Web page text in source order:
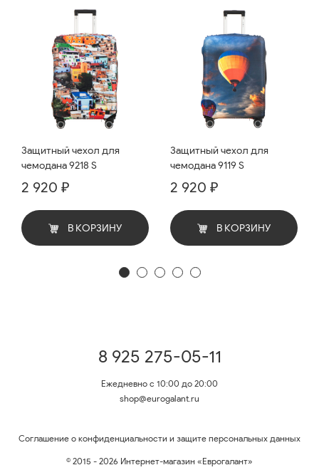
Защитный чехол для
чемодана 9218 S
2 920 ₽
В КОРЗИНУ
Защитный чехол для
чемодана 9119 S
2 920 ₽
В КОРЗИНУ
8 925 275-05-11
Ежедневно с 10:00 до 20:00
shop@eurogalant.ru
Соглашение о конфиденциальности и защите персональных данных
© 2015 - 2026 Интернет-магазин «Еврогалант»